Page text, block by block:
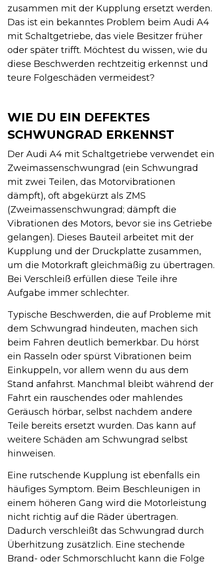
zusammen mit der Kupplung ersetzt werden.
Das ist ein bekanntes Problem beim Audi A4
mit Schaltgetriebe, das viele Besitzer früher
oder später trifft. Möchtest du wissen, wie du
diese Beschwerden rechtzeitig erkennst und
teure Folgeschäden vermeidest?
WIE DU EIN DEFEKTES
SCHWUNGRAD ERKENNST
Der Audi A4 mit Schaltgetriebe verwendet ein
Zweimassenschwungrad (ein Schwungrad
mit zwei Teilen, das Motorvibrationen
dämpft), oft abgekürzt als ZMS
(Zweimassenschwungrad; dämpft die
Vibrationen des Motors, bevor sie ins Getriebe
gelangen). Dieses Bauteil arbeitet mit der
Kupplung und der Druckplatte zusammen,
um die Motorkraft gleichmäßig zu übertragen.
Bei Verschleiß erfüllen diese Teile ihre
Aufgabe immer schlechter.
Typische Beschwerden, die auf Probleme mit
dem Schwungrad hindeuten, machen sich
beim Fahren deutlich bemerkbar. Du hörst
ein Rasseln oder spürst Vibrationen beim
Einkuppeln, vor allem wenn du aus dem
Stand anfahrst. Manchmal bleibt während der
Fahrt ein rauschendes oder mahlendes
Geräusch hörbar, selbst nachdem andere
Teile bereits ersetzt wurden. Das kann auf
weitere Schäden am Schwungrad selbst
hinweisen.
Eine rutschende Kupplung ist ebenfalls ein
häufiges Symptom. Beim Beschleunigen in
einem höheren Gang wird die Motorleistung
nicht richtig auf die Räder übertragen.
Dadurch verschleißt das Schwungrad durch
Überhitzung zusätzlich. Eine stechende
Brand- oder Schmorschlucht kann die Folge